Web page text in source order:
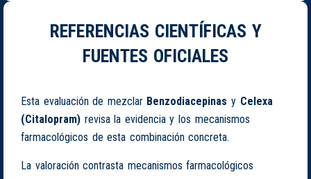
REFERENCIAS CIENTÍFICAS Y
FUENTES OFICIALES
Esta evaluación de mezclar Benzodiacepinas y Celexa
(Citalopram) revisa la evidencia y los mecanismos
farmacológicos de esta combinación concreta.
La valoración contrasta mecanismos farmacológicos